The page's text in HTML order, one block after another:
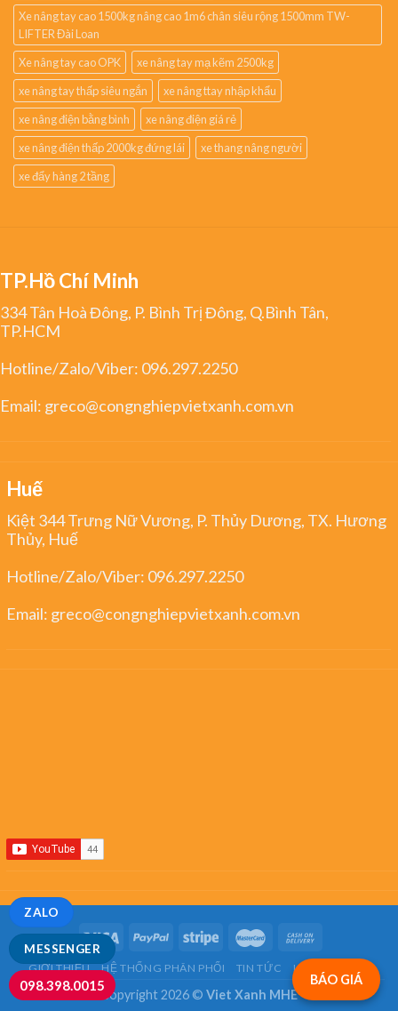
MESSENGER
ZALO
098.398.0015
Xe nâng tay cao 1500kg nâng cao 1m6 chân siêu rộng 1500mm TW-
LIFTER Đài Loan
Xe nâng tay cao OPK
xe nâng tay mạ kẽm 2500kg
xe nâng tay thấp siêu ngắn
xe nâng ttay nhập khẩu
xe nâng điện bằng bình
xe nâng điện giá rẻ
xe nâng điện thấp 2000kg đứng lái
xe thang nâng người
xe đẩy hàng 2 tầng
TP.Hồ Chí Minh
334 Tân Hoà Đông, P. Bình Trị Đông, Q.Bình Tân,
TP.HCM
Hotline/Zalo/Viber: 096.297.2250
Email: greco@congnghiepvietxanh.com.vn
Huế
Kiệt 344 Trưng Nữ Vương, P. Thủy Dương, TX. Hương
Thủy, Huế
Hotline/Zalo/Viber: 096.297.2250
Email: greco@congnghiepvietxanh.com.vn
BÁO GIÁ
GIỚI THIỆU HỆ THỐNG PHÂN PHỐI TIN TỨC LIÊN HỆ
Copyright 2026 © Viet Xanh MHE